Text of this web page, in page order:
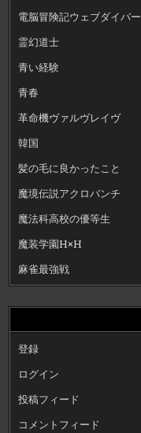
電脳冒険記ウェブダイバー
霊幻道士
青い経験
青春
革命機ヴァルヴレイヴ
韓国
髪の毛に良かったこと
魔境伝説アクロバンチ
魔法科高校の優等生
魔装学園H×H
麻雀最強戦
登録
ログイン
投稿フィード
コメントフィード